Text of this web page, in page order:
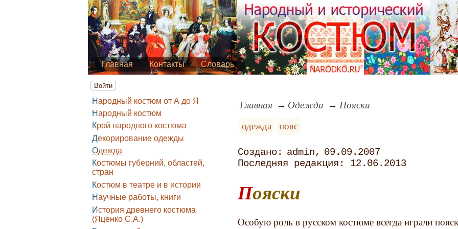
Главная Контакты Словарь
Войти
Народный костюм от А до Я
Народный костюм
Крой народного костюма
Декорирование одежды
Одежда
Костюмы губерний, областей,
стран
Костюм в театре и в истории
Научные работы, книги
История древнего костюма
(Яценко С.А.)
Главная Одежда
Пояски
одежда
пояс
admin
09.09.2007
12.06.2013
Пояски
Особую роль в русском костюме всегда играли